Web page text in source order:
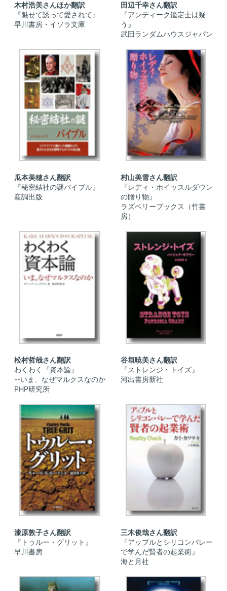
木村浩美さんほか翻訳
『魅せて誘って愛されて』
早川書房・イソラ文庫
田辺千幸さん翻訳
『アンティーク鑑定士は疑
う』
武田ランダムハウスジャパン
瓜本美穂さん翻訳
『秘密結社の謎バイブル』
産調出版
村山美雪さん翻訳
『レディ・ホイッスルダウン
の贈り物』
ラズベリーブックス（竹書
房）
松村哲哉さん翻訳
わくわく『資本論』
--いま、なぜマルクスなのか
PHP研究所
谷垣暁美さん翻訳
『ストレンジ・トイズ』
河出書房新社
漆原敦子さん翻訳
『トゥルー・グリット』
早川書房
三木俊哉さん翻訳
『アップルとシリコンバレー
で学んだ賢者の起業術』
海と月社